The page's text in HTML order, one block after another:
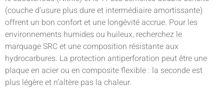
(couche d’usure plus dure et intermédiaire amortissante)
offrent un bon confort et une longévité accrue. Pour les
environnements humides ou huileux, recherchez le
marquage SRC et une composition résistante aux
hydrocarbures. La protection antiperforation peut être une
plaque en acier ou en composite flexible : la seconde est
plus légère et n’altère pas la chaleur.